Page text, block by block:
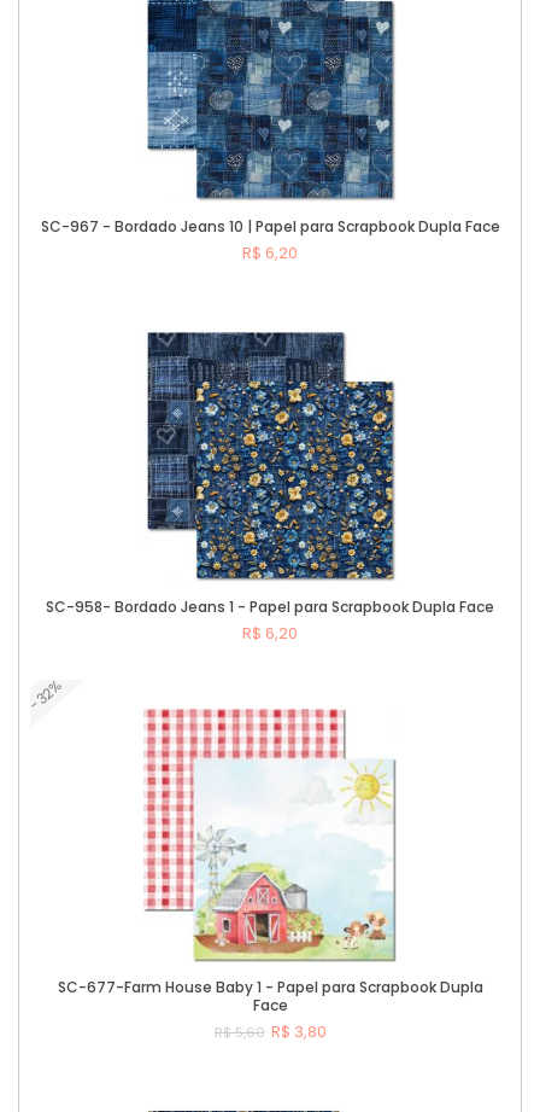
SC-967 - Bordado Jeans 10 | Papel para Scrapbook Dupla Face
R$ 6,20
SC-958- Bordado Jeans 1 - Papel para Scrapbook Dupla Face
R$ 6,20
-32%
SC-677-Farm House Baby 1 - Papel para Scrapbook Dupla
Face
R$ 5,60 R$ 3,80